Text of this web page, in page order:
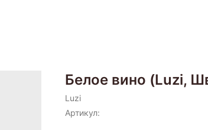
Белое вино (Luzi,
Luzi
Артикул: